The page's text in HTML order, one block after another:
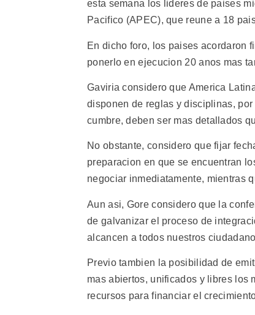
esta semana los lideres de paises
Pacifico (APEC), que reune a 18
En dicho foro, los paises acordaron
ponerlo en ejecucion 20 anos mas
Gaviria considero que America
disponen de reglas y disciplinas,
cumbre, deben ser mas detallados
No obstante, considero que fijar
preparacion en que se encuentran
negociar inmediatamente, mientras
Aun asi, Gore considero que la
de galvanizar el proceso de
alcancen a todos nuestros
Previo tambien la posibilidad de
mas abiertos, unificados y libres los
recursos para financiar el